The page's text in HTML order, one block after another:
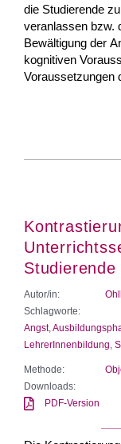
die Studierende
veranlassen bzw.
Bewältigung der
kognitiven
Voraussetzungen
Studierende
Autor/in:
Schlagworte:
Angst,
LehrerInnenbildung
Methode:
Downloads:
PDF-Version